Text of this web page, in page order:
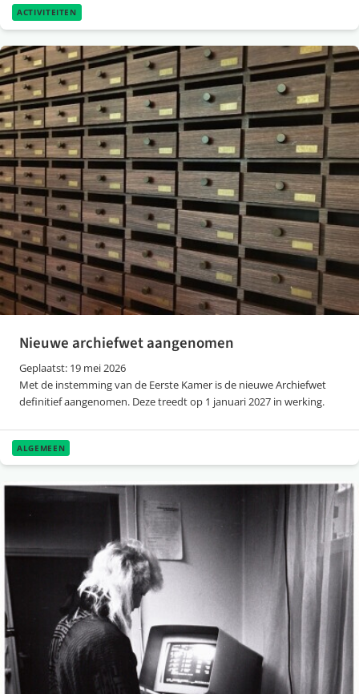
ACTIVITEITEN
Nieuwe archiefwet aangenomen
Geplaatst: 19 mei 2026
Met de instemming van de Eerste Kamer is de nieuwe Archiefwet
definitief aangenomen. Deze treedt op 1 januari 2027 in werking.
ALGEMEEN